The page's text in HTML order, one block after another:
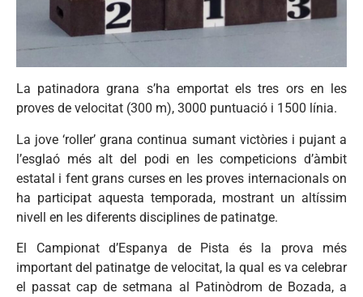
La patinadora grana s’ha emportat els tres ors en les
proves de velocitat (300 m), 3000 puntuació i 1500 línia.
La jove ‘roller’ grana continua sumant victòries i pujant a
l’esglaó més alt del podi en les competicions d’àmbit
estatal i fent grans curses en les proves internacionals on
ha participat aquesta temporada, mostrant un altíssim
nivell en les diferents disciplines de patinatge.
El Campionat d’Espanya de Pista és la prova més
important del patinatge de velocitat, la qual es va celebrar
el passat cap de setmana al Patinòdrom de Bozada, a